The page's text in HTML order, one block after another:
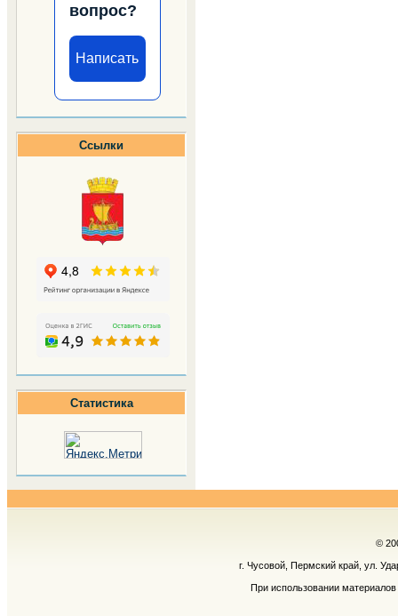
вопрос?
Написать
Ссылки
Статистика
©
г. Чусовой, Пермский край, ул.
При использовании